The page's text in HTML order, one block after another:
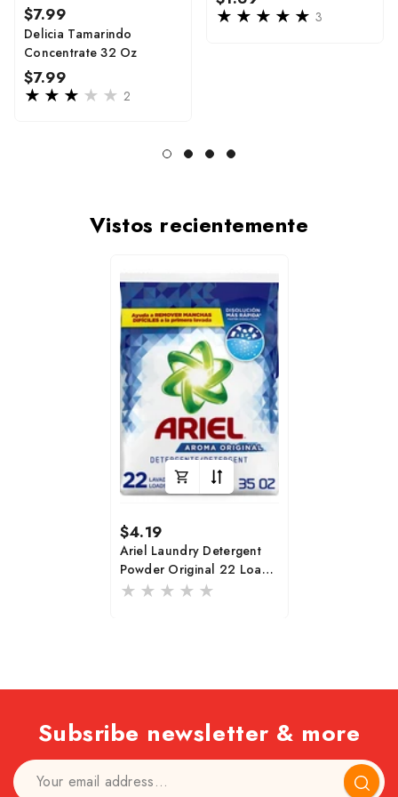
Regular
price
$7.99
Delicia Tamarindo
Concentrate 32 Oz
Regular
price
$7.99
2
price
3
Vistos recientemente
Regular
price
$4.19
Ariel Laundry Detergent
Powder Original 22 Loads
35 Oz
Subsribe newsletter & more